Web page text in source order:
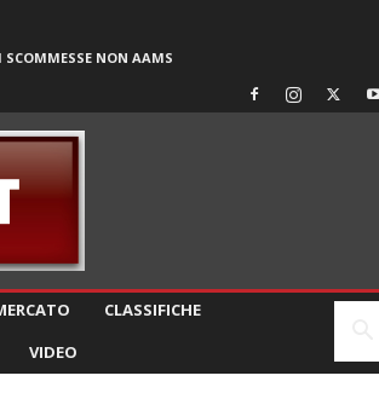
SCOMMESSE NON AAMS
CLASSIFICHE
VIDEO